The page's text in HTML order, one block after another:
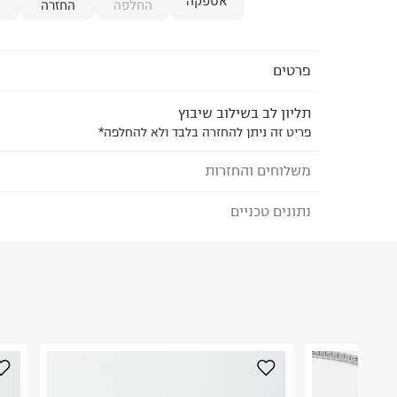
החלפה החזרה
פרטים
תליון לב בשילוב שיבוץ
פריט זה ניתן להחזרה בלבד ולא להחלפה*
משלוחים והחזרות
לבחירת בשיטת המשלוח המתאימה לכם,
לפני החזרת החבילה, חשוב להדביק את מדבקת
נתונים טכניים
טרמינל איקס אונליין בע"מ
בית פוקס-רח' החרמון